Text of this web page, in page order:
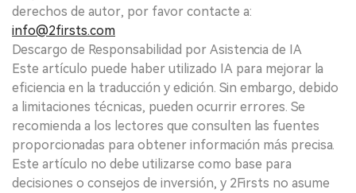
derechos de autor, por favor contacte a:
info@2firsts.com
Descargo de Responsabilidad por Asistencia de IA
Este artículo puede haber utilizado IA para mejorar la
eficiencia en la traducción y edición. Sin embargo, debido
a limitaciones técnicas, pueden ocurrir errores. Se
recomienda a los lectores que consulten las fuentes
proporcionadas para obtener información más precisa.
Este artículo no debe utilizarse como base para
decisiones o consejos de inversión, y 2Firsts no asume